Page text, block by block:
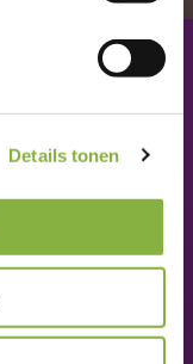
Details tonen